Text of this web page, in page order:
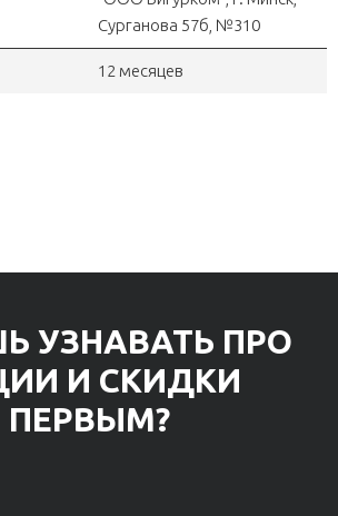
Сурганова 57б, №310
12 месяцев
УЗНАВАТЬ ПРО
И СКИДКИ
ПЕРВЫМ?